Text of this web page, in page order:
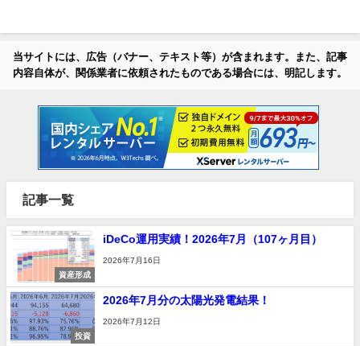
当サイトには、広告（バナー、テキスト等）が含まれます。また、記事
内容自体が、関係業者に依頼されたものである場合には、明記します。
記事一覧
資産形成
iDeCo運用実績！2026年7月（107ヶ月目）
2026年7月16日
投資
2026年7月分の太陽光発電結果！
2026年7月12日